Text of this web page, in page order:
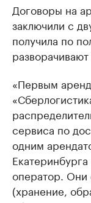
Договоры на
заключили с
получила по
«Первым
сервиса по
одним
оператор. Они
(хранение,